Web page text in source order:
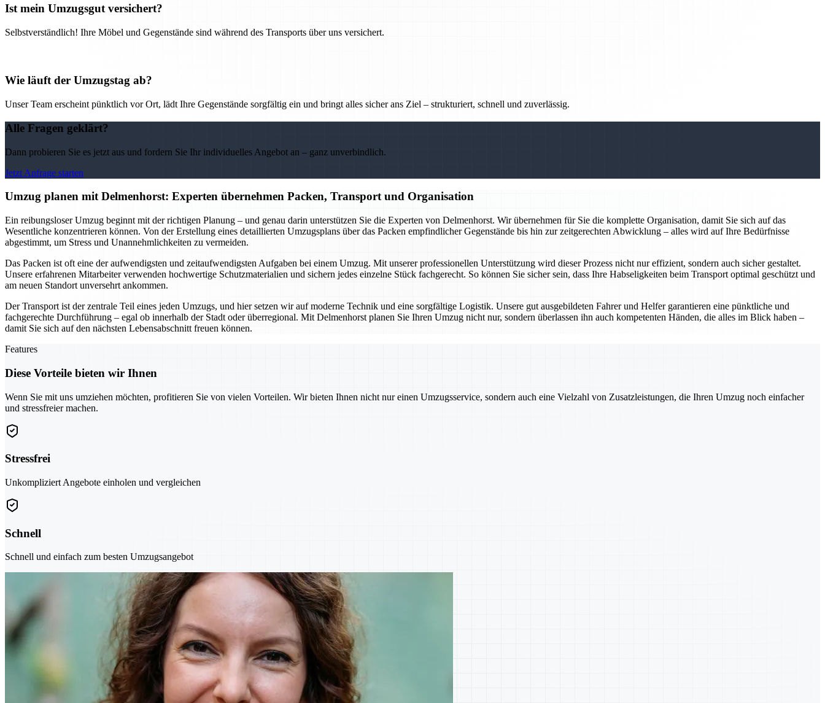
Ist mein Umzugsgut versichert?
Selbstverständlich! Ihre Möbel und Gegenstände sind während des Transports über uns versichert.
Wie läuft der Umzugstag ab?
Unser Team erscheint pünktlich vor Ort, lädt Ihre Gegenstände sorgfältig ein und bringt alles sicher ans Ziel – strukturiert, schnell und zuverlässig.
Alle Fragen geklärt?
Dann probieren Sie es jetzt aus und fordern Sie Ihr individuelles Angebot an – ganz unverbindlich.
Jetzt Anfrage starten
Umzug planen mit Delmenhorst: Experten übernehmen Packen, Transport und Organisation
Ein reibungsloser Umzug beginnt mit der richtigen Planung – und genau darin unterstützen Sie die Experten von Delmenhorst. Wir übernehmen für Sie die komplette Organisation, damit Sie sich auf das
Wesentliche konzentrieren können. Von der Erstellung eines detaillierten Umzugsplans über das Packen empfindlicher Gegenstände bis hin zur zeitgerechten Abwicklung – alles wird auf Ihre Bedürfnisse
abgestimmt, um Stress und Unannehmlichkeiten zu vermeiden.
Das Packen ist oft eine der aufwendigsten und zeitaufwendigsten Aufgaben bei einem Umzug. Mit unserer professionellen Unterstützung wird dieser Prozess nicht nur effizient, sondern auch sicher gestaltet.
Unsere erfahrenen Mitarbeiter verwenden hochwertige Schutzmaterialien und sichern jedes einzelne Stück fachgerecht. So können Sie sicher sein, dass Ihre Habseligkeiten beim Transport optimal geschützt und
am neuen Standort unversehrt ankommen.
Der Transport ist der zentrale Teil eines jeden Umzugs, und hier setzen wir auf moderne Technik und eine sorgfältige Logistik. Unsere gut ausgebildeten Fahrer und Helfer garantieren eine pünktliche und
fachgerechte Durchführung – egal ob innerhalb der Stadt oder überregional. Mit Delmenhorst planen Sie Ihren Umzug nicht nur, sondern überlassen ihn auch kompetenten Händen, die alles im Blick haben –
damit Sie sich auf den nächsten Lebensabschnitt freuen können.
Features
Diese Vorteile bieten wir Ihnen
Wenn Sie mit uns umziehen möchten, profitieren Sie von vielen Vorteilen. Wir bieten Ihnen nicht nur einen Umzugsservice, sondern auch eine Vielzahl von Zusatzleistungen, die Ihren Umzug noch einfacher
und stressfreier machen.
Stressfrei
Unkompliziert Angebote einholen und vergleichen
Schnell
Schnell und einfach zum besten Umzugsangebot